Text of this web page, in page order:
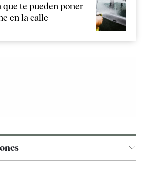
que te pueden poner
en la calle